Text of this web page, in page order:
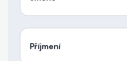
Příjmení